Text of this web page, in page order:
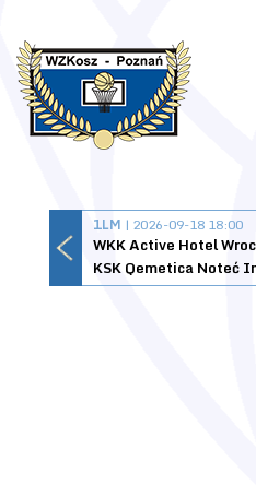
1LM | 2026-09-18 18:00
WKK Active Hotel